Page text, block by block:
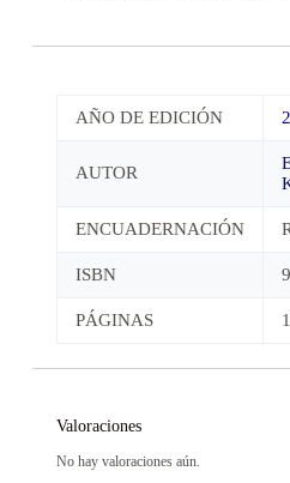
AÑO DE EDICIÓN
AUTOR
ENCUADERNACIÓN
ISBN
PÁGINAS
Valoraciones
No hay valoraciones aún.